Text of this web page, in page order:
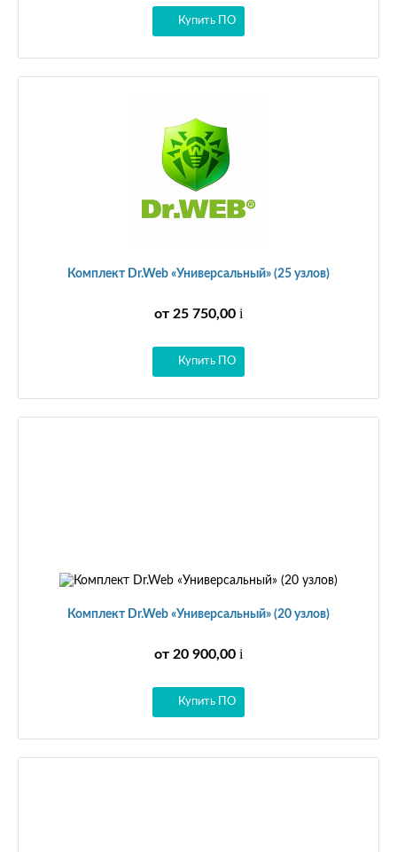
Купить ПО
Комплект Dr.Web «Универсальный» (25 узлов)
от 25 750,00 i
Купить ПО
Комплект Dr.Web «Универсальный» (20 узлов)
от 20 900,00 i
Купить ПО